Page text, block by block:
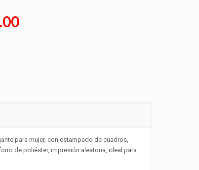
Current
para mujer, con estampado de cuadros,
de poliéster, impresión aleatoria, ideal para